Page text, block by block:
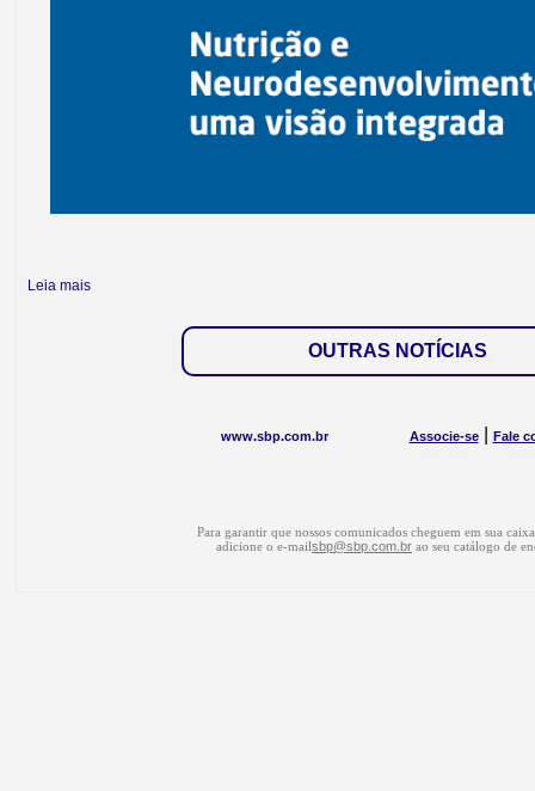
Leia mais
OUTRAS NOTÍCIAS
www.sbp.com.br Associe-se| Fale
Para garantir que nossos comunicados cheguem em sua
adicione o e-mailsbp@sbp.com.br ao seu catálogo de